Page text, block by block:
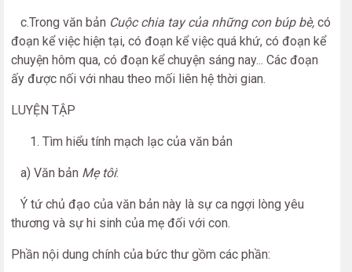
c.Trong văn bản Cuộc chia tay của những con búp bè, có
đoạn kể việc hiện tại, có đoạn kể việc quá khứ, có đoạn kể
chuyện hôm qua, có đoạn kể chuyện sáng nay... Các đoạn
ấy được nối với nhau theo mối liên hệ thời gian.
LUYỆN TẬP
Tìm hiểu tính mạch lạc của văn bản
a) Văn bản Mẹ tôi:
Ý tứ chủ đạo của văn bản này là sự ca ngợi lòng yêu
thương và sự hi sinh của mẹ đối với con.
Phần nội dung chính của bức thư gồm các phần: